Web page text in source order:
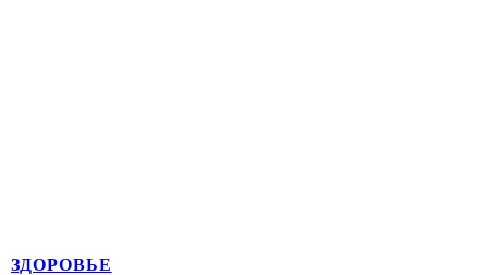
ЗДОРОВЬЕ